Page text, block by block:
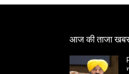
आज की ताजा